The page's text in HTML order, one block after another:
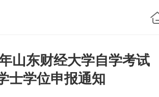
山东财经大学自学考试
士学位申报通知